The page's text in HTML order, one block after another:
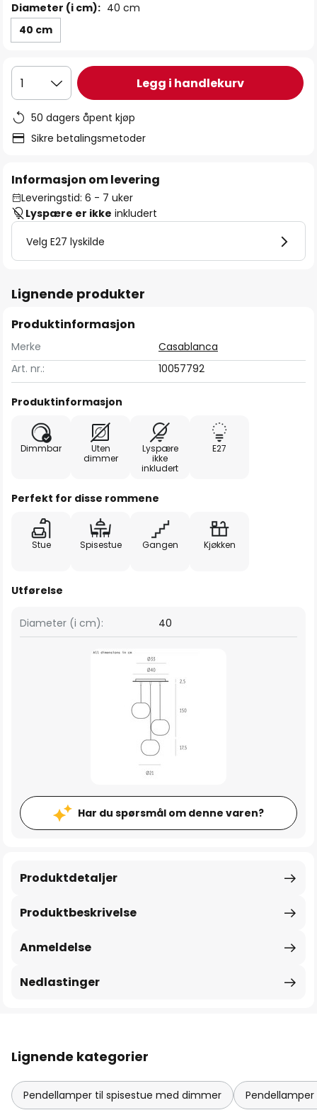
Diameter (i cm): 40 cm
40 cm
1 Legg i handlekurv
50 dagers åpent kjøp
Sikre betalingsmetoder
Informasjon om levering
Leveringstid: 6 - 7 uker
Lyspære er ikke inkludert
Velg E27 lyskilde
Lignende produkter
Produktinformasjon
Merke
Casablanca
Art. nr.:
10057792
Produktinformasjon
Dimmbar
Uten
dimmer
Lyspære
ikke
inkludert
E27
Perfekt for disse rommene
Stue Spisestue Gangen Kjøkken
Utførelse
Diameter (i cm): 40
Har du spørsmål om denne varen?
Produktbeskrivelse
Produktdetaljer
Anmeldelse
Nedlastinger
Lignende kategorier
Pendellamper til spisestue med dimmer Pendellamper